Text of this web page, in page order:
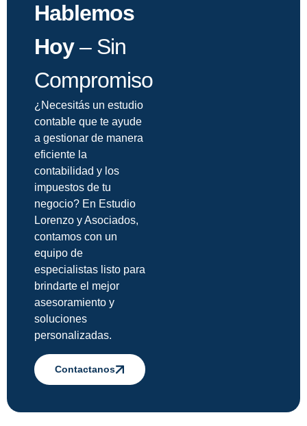
Hablemos
Hoy– Sin
Compromiso
¿Necesitás un estudio
contable que te ayude
a gestionar de manera
eficiente la
contabilidad y los
impuestos de tu
negocio? En Estudio
Lorenzo y Asociados,
contamos con un
equipo de
especialistas listo para
brindarte el mejor
asesoramiento y
soluciones
personalizadas.
Contactanos